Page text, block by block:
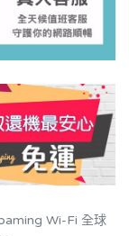
Wi-Fi 全球